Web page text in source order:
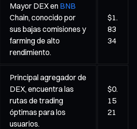
Mayor DEX en BNB
Chain, conocido por
sus bajas comisiones y
farming de alto
rendimiento.
$1.
83
34
Principal agregador de
DEX, encuentra las
rutas de trading
óptimas para los
usuarios.
$0.
15
21